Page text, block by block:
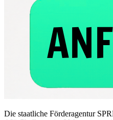
Die staatliche Förderagentur